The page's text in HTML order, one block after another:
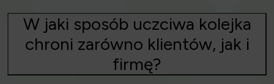
W jaki sposób uczciwa kolejka
chroni zarówno klientów, jak i
firmę?